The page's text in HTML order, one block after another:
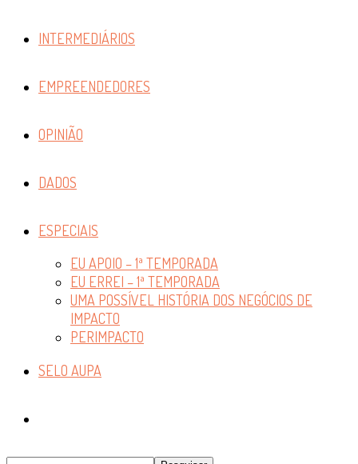
INTERMEDIÁRIOS
EMPREENDEDORES
OPINIÃO
DADOS
ESPECIAIS
EU APOIO – 1ª TEMPORADA
EU ERREI – 1ª TEMPORADA
UMA POSSÍVEL HISTÓRIA DOS NEGÓCIOS DE
IMPACTO
PERIMPACTO
SELO AUPA